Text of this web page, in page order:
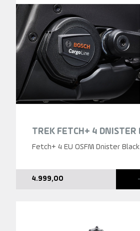
TREK FETCH+ 4
Fetch+ 4 EU OSFM Dnister Black
4.999,00